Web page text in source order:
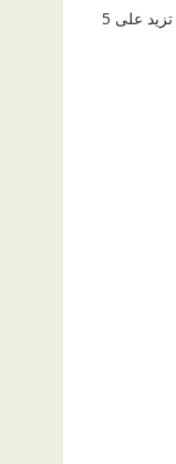
ينفذهما تحالف عالمي باستثمارات أجنبية مباشرة تزيد على 5